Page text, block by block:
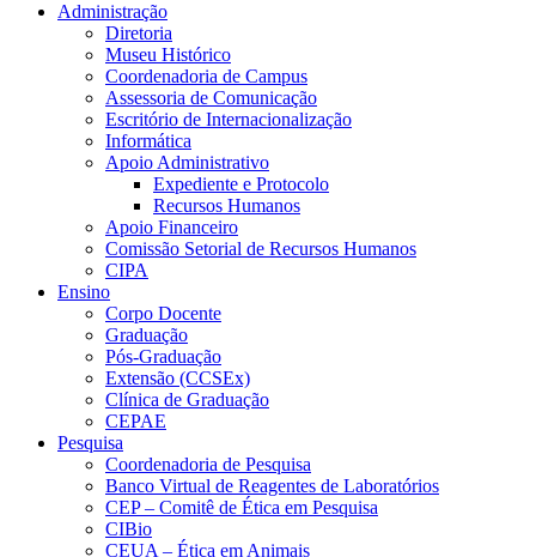
Administração
Diretoria
Museu Histórico
Coordenadoria de Campus
Assessoria de Comunicação
Escritório de Internacionalização
Informática
Apoio Administrativo
Expediente e Protocolo
Recursos Humanos
Apoio Financeiro
Comissão Setorial de Recursos Humanos
CIPA
Ensino
Corpo Docente
Graduação
Pós-Graduação
Extensão (CCSEx)
Clínica de Graduação
CEPAE
Pesquisa
Coordenadoria de Pesquisa
Banco Virtual de Reagentes de Laboratórios
CEP – Comitê de Ética em Pesquisa
CIBio
CEUA – Ética em Animais